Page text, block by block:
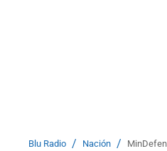
Blu Radio / Nación /